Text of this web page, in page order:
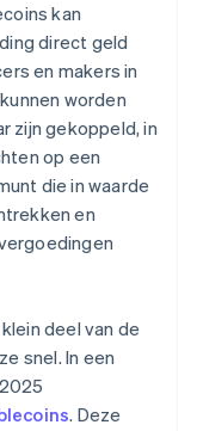
kan
direct geld
en makers in
worden
zijn gekoppeld, in
op een
die in waarde
en
deel van de
snel. In een
. Deze